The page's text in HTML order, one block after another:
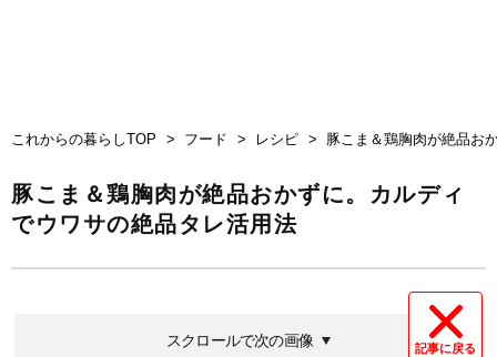
これからの暮らしTOP フード レシピ 豚こま＆鶏胸肉が絶品お
豚こま＆鶏胸肉が絶品おかずに。カルディ
でウワサの絶品タレ活用法
記事に戻る
スクロールで次の画像